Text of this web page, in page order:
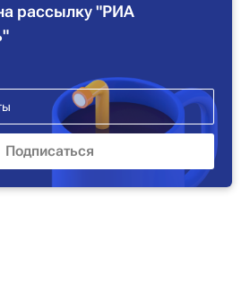
рассылку "РИА